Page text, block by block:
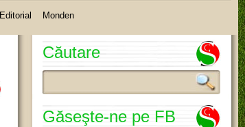
Editorial Monden
Căutare
Găseşte-ne pe FB